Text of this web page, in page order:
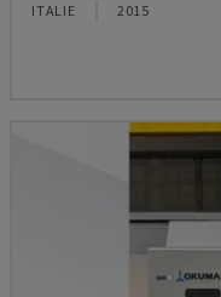
ITALIE 2015